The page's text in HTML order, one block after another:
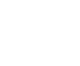
au rendez-vous
exceptionnelle !